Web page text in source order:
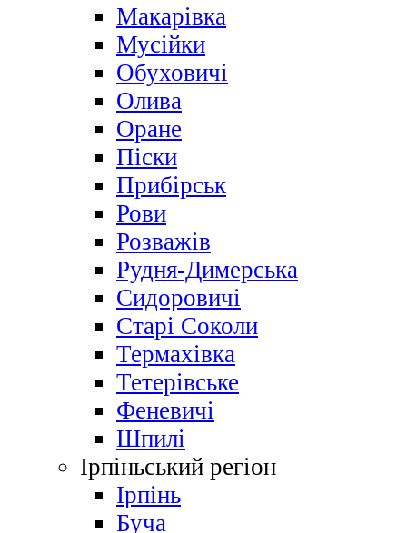
Макарівка
Мусійки
Обуховичі
Олива
Оране
Піски
Прибірськ
Рови
Розважів
Рудня-Димерська
Сидоровичі
Старі Соколи
Термахівка
Тетерівське
Феневичі
Шпилі
Ірпіньський регіон
Ірпінь
Буча